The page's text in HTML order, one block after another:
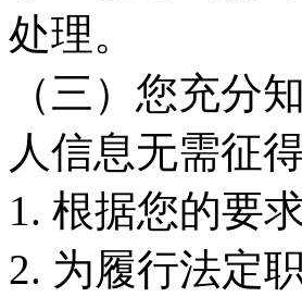
处理。
（三）您充分
人信息无需征
1. 根据您的要
2. 为履行法定